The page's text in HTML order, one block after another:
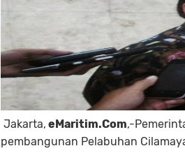
Jakarta, eMaritim.Com,-
pembangunan Pelabuhan